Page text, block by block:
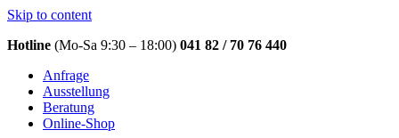
Skip to content
Hotline (Mo-Sa 9:30 – 18:00) 041 82 / 70 76 440
Anfrage
Ausstellung
Beratung
Online-Shop